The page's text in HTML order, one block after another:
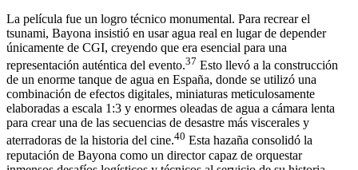
La película fue un logro técnico monumental. Para recrear el
tsunami, Bayona insistió en usar agua real en lugar de depender
únicamente de CGI, creyendo que era esencial para una
representación auténtica del evento.37 Esto llevó a la construcción
de un enorme tanque de agua en España, donde se utilizó una
combinación de efectos digitales, miniaturas meticulosamente
elaboradas a escala 1:3 y enormes oleadas de agua a cámara lenta
para crear una de las secuencias de desastre más viscerales y
aterradoras de la historia del cine.40 Esta hazaña consolidó la
reputación de Bayona como un director capaz de orquestar